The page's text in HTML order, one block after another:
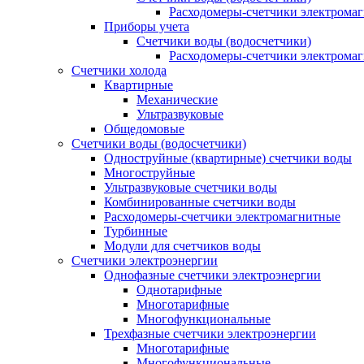
Расходомеры-счетчики
Приборы учета
Счетчики воды (водосчетчики)
Расходомеры-счетчики
Счетчики холода
Квартирные
Механические
Ультразвуковые
Общедомовые
Счетчики воды (водосчетчики)
Одноструйные (квартирные) счетчики воды
Многоструйные
Ультразвуковые счетчики воды
Комбинированные счетчики воды
Расходомеры-счетчики электромагнитные
Турбинные
Модули для счетчиков воды
Счетчики электроэнергии
Однофазные счетчики электроэнергии
Однотарифные
Многотарифные
Многофункциональные
Трехфазные счетчики электроэнергии
Многотарифные